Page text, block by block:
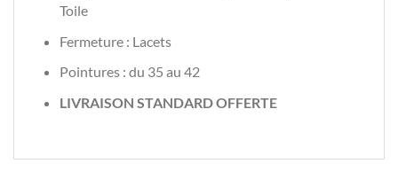
Toile
Fermeture : Lacets
Pointures : du 35 au 42
LIVRAISON STANDARD OFFERTE